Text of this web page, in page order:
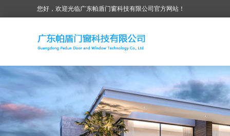
您好，欢迎光临广东帕盾门窗科技有限公司官方网站！